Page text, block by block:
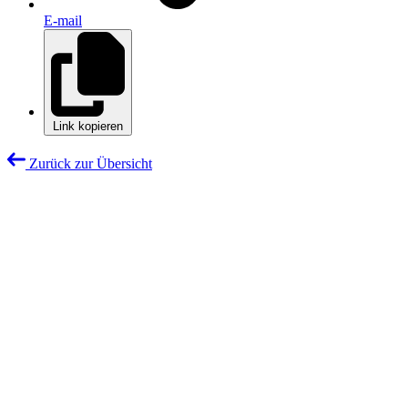
E-mail
Link kopieren
Zurück zur Übersicht